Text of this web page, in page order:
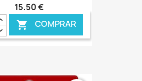
15,50 €
 COMPRAR